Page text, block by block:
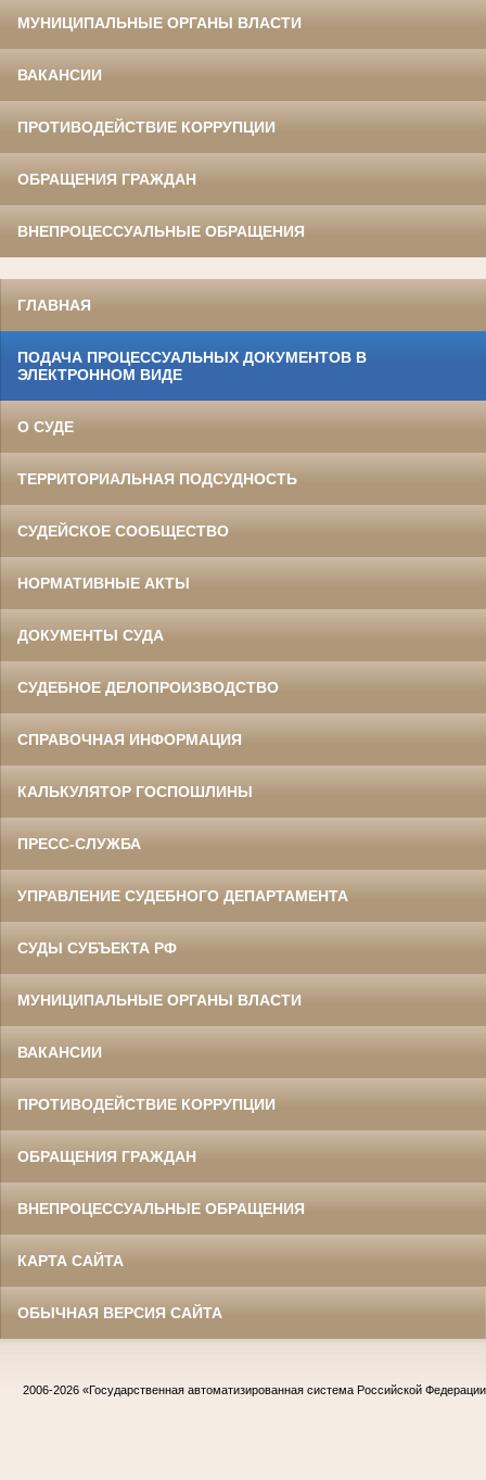
МУНИЦИПАЛЬНЫЕ ОРГАНЫ ВЛАСТИ
ВАКАНСИИ
ПРОТИВОДЕЙСТВИЕ КОРРУПЦИИ
ОБРАЩЕНИЯ ГРАЖДАН
ВНЕПРОЦЕССУАЛЬНЫЕ ОБРАЩЕНИЯ
ГЛАВНАЯ
ПОДАЧА ПРОЦЕССУАЛЬНЫХ ДОКУМЕНТОВ В
ЭЛЕКТРОННОМ ВИДЕ
О СУДЕ
ТЕРРИТОРИАЛЬНАЯ ПОДСУДНОСТЬ
СУДЕЙСКОЕ СООБЩЕСТВО
НОРМАТИВНЫЕ АКТЫ
ДОКУМЕНТЫ СУДА
СУДЕБНОЕ ДЕЛОПРОИЗВОДСТВО
СПРАВОЧНАЯ ИНФОРМАЦИЯ
КАЛЬКУЛЯТОР ГОСПОШЛИНЫ
ПРЕСС-СЛУЖБА
УПРАВЛЕНИЕ СУДЕБНОГО ДЕПАРТАМЕНТА
СУДЫ СУБЪЕКТА РФ
МУНИЦИПАЛЬНЫЕ ОРГАНЫ ВЛАСТИ
ВАКАНСИИ
ПРОТИВОДЕЙСТВИЕ КОРРУПЦИИ
ОБРАЩЕНИЯ ГРАЖДАН
ВНЕПРОЦЕССУАЛЬНЫЕ ОБРАЩЕНИЯ
КАРТА САЙТА
ОБЫЧНАЯ ВЕРСИЯ САЙТА
2006-2026 «Государственная автоматизированная система Российской